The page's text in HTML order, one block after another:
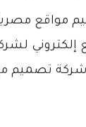
مواقع مصرية
إلكتروني
شركة تصميم